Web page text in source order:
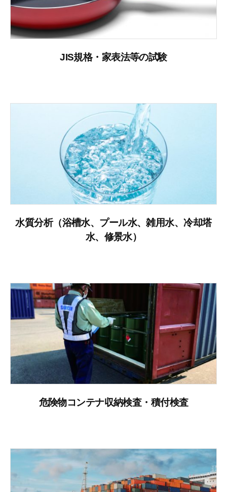
JIS規格・家表法等の試験
水質分析（浴槽水、プール水、雑用水、冷却塔
水、修景水）
危険物コンテナ収納検査・積付検査